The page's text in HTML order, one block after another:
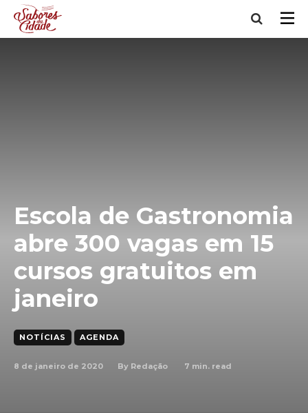
Escola de Gastronomia
abre 300 vagas em 15
cursos gratuitos em
janeiro
NOTÍCIAS AGENDA
8 de janeiro de 2020 By Redação 7 min. read